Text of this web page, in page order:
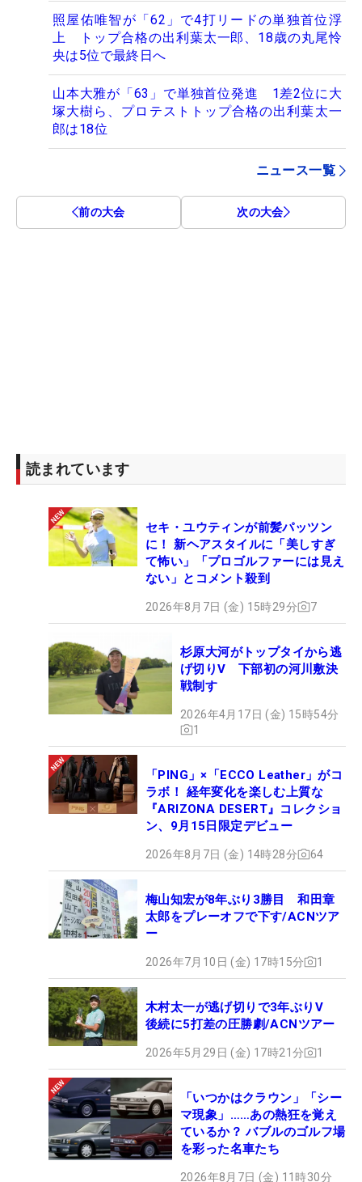
照屋佑唯智が「62」で4打リードの単独首位浮
上 トップ合格の出利葉太一郎、18歳の丸尾怜
央は5位で最終日へ
山本大雅が「63」で単独首位発進 1差2位に大
塚大樹ら、プロテストトップ合格の出利葉太一
郎は18位
ニュース一覧
前の大会 次の大会
読まれています
セキ・ユウティンが前髪パッツン
に！ 新ヘアスタイルに「美しすぎ
て怖い」「プロゴルファーには見え
ない」とコメント殺到
2026年8月7日 (金) 15時29分 7
杉原大河がトップタイから逃
げ切りV 下部初の河川敷決
戦制す
2026年4月17日 (金) 15時54分
1
「PING」×「ECCO Leather」がコ
ラボ！ 経年変化を楽しむ上質な
『ARIZONA DESERT』コレクショ
ン、9月15日限定デビュー
2026年8月7日 (金) 14時28分 64
梅山知宏が8年ぶり3勝目 和田章
太郎をプレーオフで下す/ACNツア
ー
2026年7月10日 (金) 17時15分 1
木村太一が逃げ切りで3年ぶりV
後続に5打差の圧勝劇/ACNツアー
2026年5月29日 (金) 17時21分 1
「いつかはクラウン」「シー
マ現象」……あの熱狂を覚え
ているか？ バブルのゴルフ場
を彩った名車たち
2026年8月7日 (金) 11時30分